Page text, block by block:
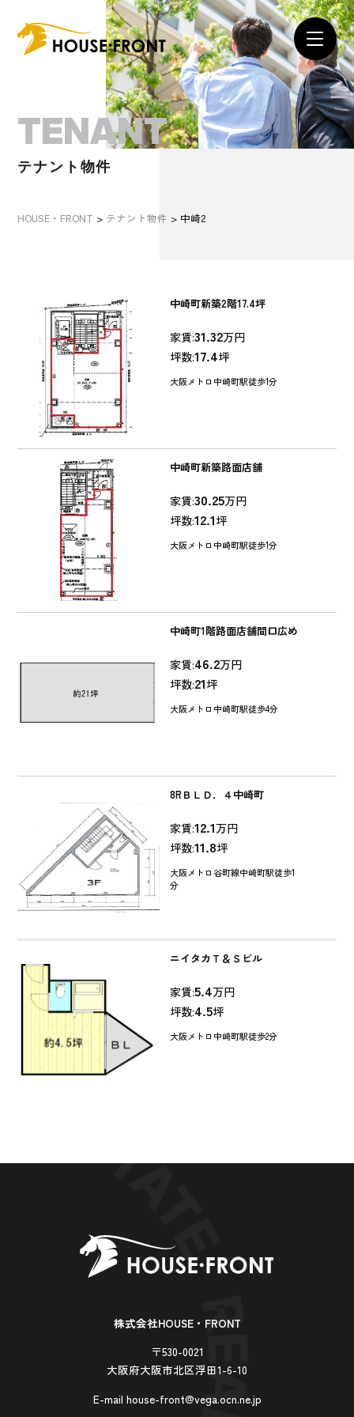
TENANT
テナント物件
HOUSE・FRONT > テナント物件 > 中崎2
中崎町新築2階17.4坪
家賃:31.32万円
坪数:17.4坪
大阪メトロ中崎町駅徒歩1分
中崎町新築路面店舗
家賃:30.25万円
坪数:12.1坪
大阪メトロ中崎町駅徒歩1分
中崎町1階路面店舗間口広め
家賃:46.2万円
坪数:21坪
大阪メトロ中崎町駅徒歩4分
8RＢＬＤ．４中崎町
家賃:12.1万円
坪数:11.8坪
大阪メトロ谷町線中崎町駅徒歩1
分
ニイタカＴ＆Ｓビル
家賃:5.4万円
坪数:4.5坪
大阪メトロ中崎町駅徒歩2分
株式会社HOUSE・FRONT
〒530-0021
大阪府大阪市北区浮田1-6-10
E-mail house-front@vega.ocn.ne.jp